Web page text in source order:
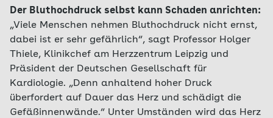
Der Bluthochdruck selbst kann Schaden anrichten:
„Viele Menschen nehmen Bluthochdruck nicht ernst,
dabei ist er sehr gefährlich“, sagt Professor Holger
Thiele, Klinikchef am Herzzentrum Leipzig und
Präsident der Deutschen Gesellschaft für
Kardiologie. „Denn anhaltend hoher Druck
überfordert auf Dauer das Herz und schädigt die
Gefäßinnenwände.“ Unter Umständen wird das Herz